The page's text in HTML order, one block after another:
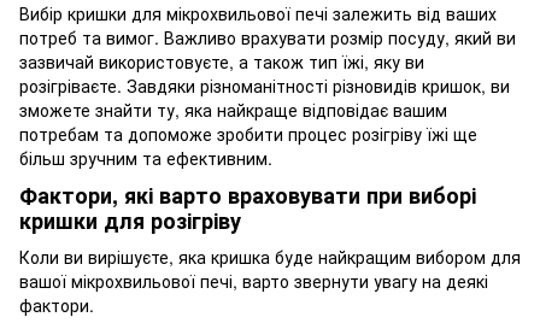
Вибір кришки для мікрохвильової печі залежить від ваших
потреб та вимог. Важливо врахувати розмір посуду, який ви
зазвичай використовуєте, а також тип їжі, яку ви
розігріваєте. Завдяки різноманітності різновидів кришок, ви
зможете знайти ту, яка найкраще відповідає вашим
потребам та допоможе зробити процес розігріву їжі ще
більш зручним та ефективним.
Фактори, які варто враховувати при виборі
кришки для розігріву
Коли ви вирішуєте, яка кришка буде найкращим вибором для
вашої мікрохвильової печі, варто звернути увагу на деякі
фактори.